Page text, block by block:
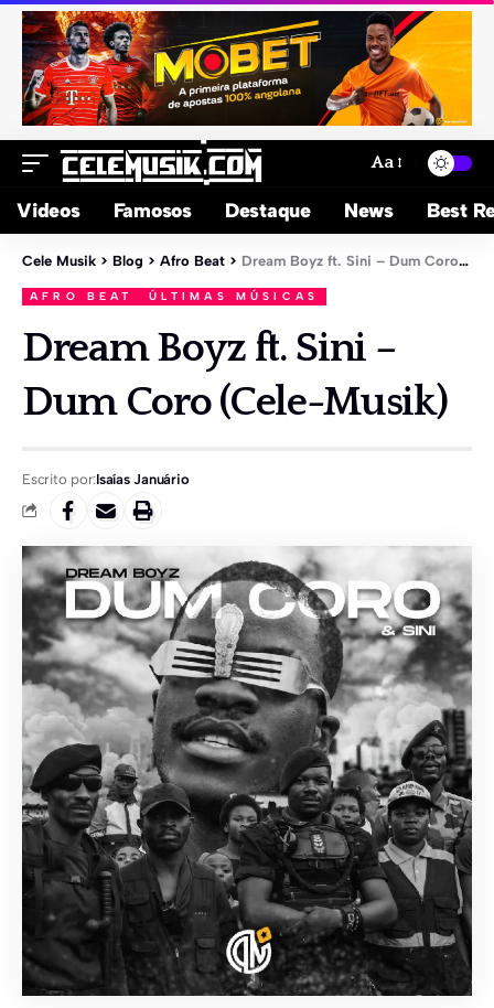
Aa
Videos Famosos Destaque News Best
Cele Musik > Blog > Afro Beat > Dream Boyz ft. Sini – Dum Coro (Cele-Musik)
AFRO BEAT ÚLTIMAS MÚSICAS
Dream Boyz ft. Sini –
Dum Coro (Cele-Musik)
Escrito por:Isaías Januário